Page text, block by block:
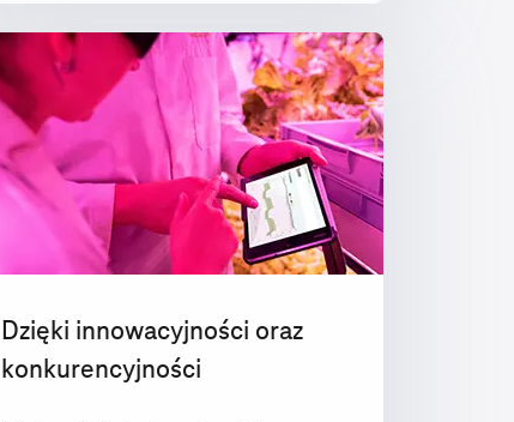
Dzięki innowacyjności oraz
konkurencyjności